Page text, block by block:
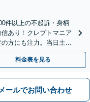
件以上の不起訴・身柄
あり！クレプトマニア
方にも注力。当日土日
サポート
料金表を見る
メールでお問い合わせ